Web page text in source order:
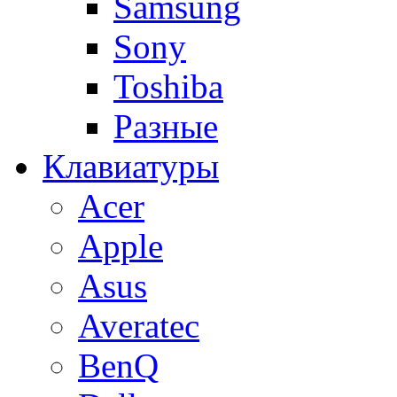
Sony
Toshiba
Разные
Клавиатуры
Acer
Apple
Asus
Averatec
BenQ